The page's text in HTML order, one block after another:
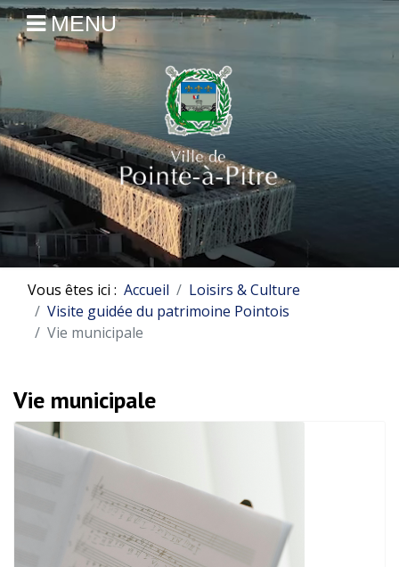
MENU
Vous êtes ici : Accueil
Loisirs & Culture
Visite guidée du patrimoine Pointois
Vie municipale
Vie municipale